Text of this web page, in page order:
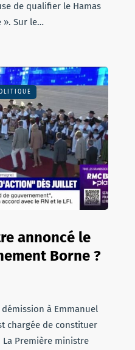
de qualifier le Hamas
». Sur le…
annoncé le
Borne ?
à Emmanuel
chargée de constituer
La Première ministre